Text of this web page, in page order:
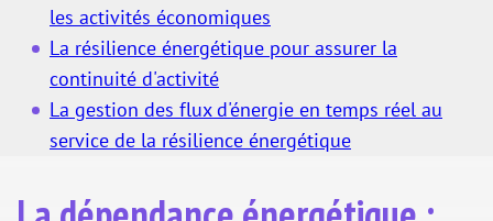
les activités économiques
La résilience énergétique pour assurer la
continuité d'activité
La gestion des flux d'énergie en temps réel au
service de la résilience énergétique